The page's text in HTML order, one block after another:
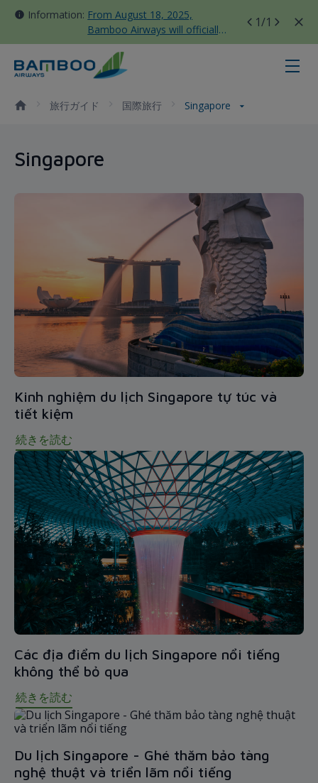
Information: From August 18, 2025,
Bamboo Airways will officially
move all domestic flights to
Tan Son Nhat Terminal T3
1/1
Singapore - Bamboo Airways
旅行ガイド 国際旅行 Singapore
Singapore
Kinh nghiệm du lịch Singapore tự túc và
tiết kiệm
続きを読む
Các địa điểm du lịch Singapore nổi tiếng
không thể bỏ qua
続きを読む
Du lịch Singapore - Ghé thăm bảo tàng
nghệ thuật và triển lãm nổi tiếng